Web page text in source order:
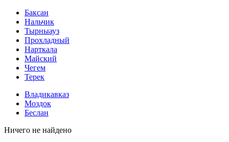
Баксан
Нальчик
Тырныауз
Прохладный
Нарткала
Майский
Чегем
Терек
Владикавказ
Моздок
Беслан
Ничего не найдено